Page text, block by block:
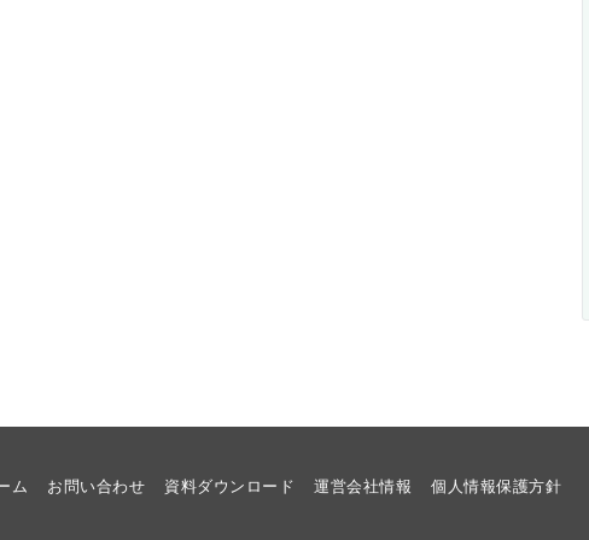
ム お問い合わせ 資料ダウンロード 運営会社情報 個人情報保護方針